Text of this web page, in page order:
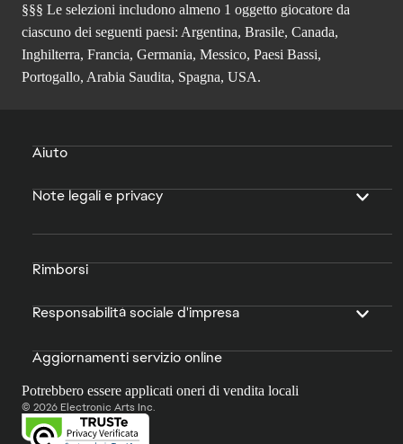
§§§ Le selezioni includono almeno 1 oggetto giocatore da
ciascuno dei seguenti paesi: Argentina, Brasile, Canada,
Inghilterra, Francia, Germania, Messico, Paesi Bassi,
Portogallo, Arabia Saudita, Spagna, USA.
Aiuto
Note legali e privacy
Rimborsi
Responsabilità sociale d'impresa
Aggiornamenti servizio online
Potrebbero essere applicati oneri di vendita locali
© 2026 Electronic Arts Inc.